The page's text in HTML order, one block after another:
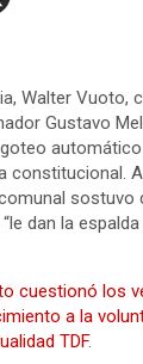
Walter Vuoto,
Gustavo
constitucional.
sostuvo
dan la
cuestionó los
a la
TDF.